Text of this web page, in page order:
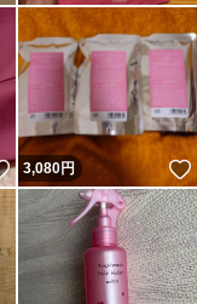
いいね！
3,080円